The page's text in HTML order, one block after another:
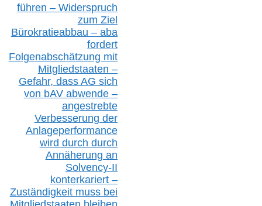
führen – Widerspruch
zum Ziel
Bürokratieabbau – aba
fordert
Folgenabschätzung mit
Mitgliedstaaten –
Gefahr, dass AG sich
von bAV abwende –
angestrebte
Verbesserung der
Anlageperformance
wird durch durch
Annäherung an
Solvency-II
konterkariert –
Zuständigkeit muss bei